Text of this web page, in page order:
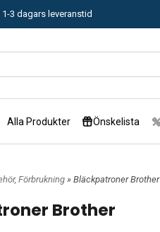
1-3 dagars leveranstid
Alla Produkter Önskelista
Förbrukning» Bläckpatroner Brother
Brother